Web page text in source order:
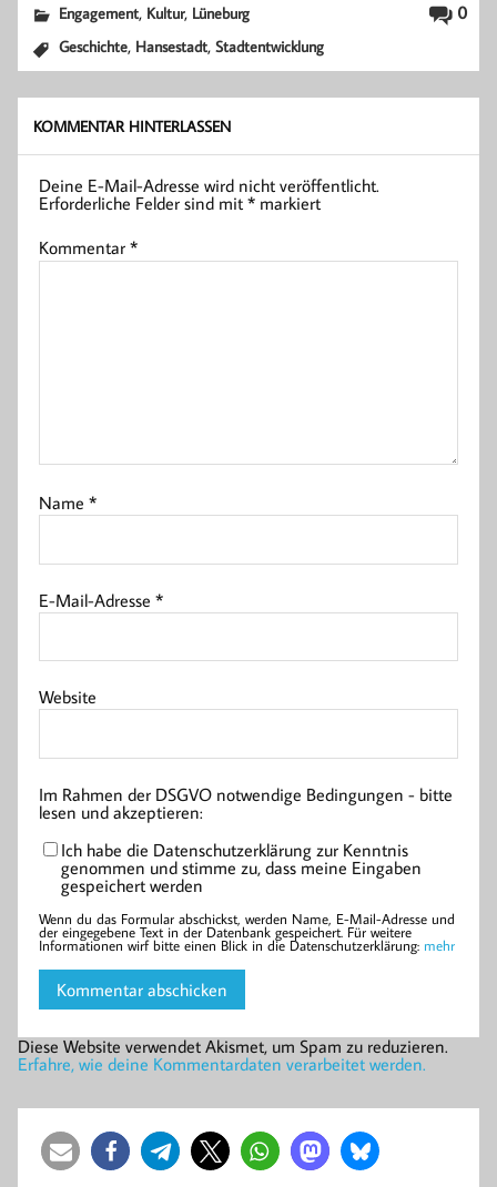
0
Engagement, Kultur, Lüneburg
Geschichte, Hansestadt,Stadtentwicklung
KOMMENTAR HINTERLASSEN
Deine E-Mail-Adresse wird nicht veröffentlicht.
Erforderliche Felder sind mit* markiert
Kommentar*
Name*
E-Mail-Adresse*
Website
Im Rahmen der DSGVO notwendige Bedingungen - bitte
lesen und akzeptieren:
Ich habe die Datenschutzerklärung zur Kenntnis
genommen und stimme zu, dass meine Eingaben
gespeichert werden
Wenn du das Formular abschickst, werden Name, E-Mail-Adresse und
der eingegebene Text in der Datenbank gespeichert. Für weitere
Informationen wirf bitte einen Blick in die Datenschutzerklärung: mehr
Diese Website verwendet Akismet, um Spam zu reduzieren.
Erfahre, wie deine Kommentardaten verarbeitet werden.